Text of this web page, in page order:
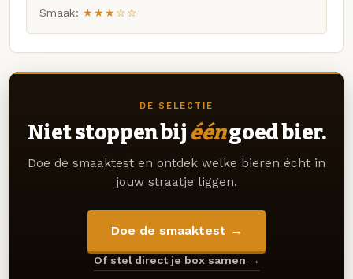
Smaak: ★★★☆☆
DE SELECTIE
Niet stoppen bij ééngoed bier.
Doe de smaaktest en ontdek welke bieren écht in
jouw straatje liggen.
Doe de smaaktest →
Of stel direct je box samen →